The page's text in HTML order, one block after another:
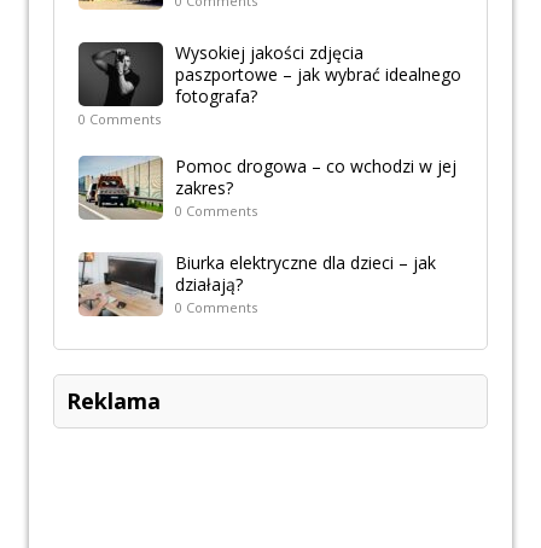
Wysokiej jakości zdjęcia
paszportowe – jak wybrać idealnego
fotografa?
0 Comments
Pomoc drogowa – co wchodzi w jej
zakres?
0 Comments
Biurka elektryczne dla dzieci – jak
działają?
0 Comments
Reklama